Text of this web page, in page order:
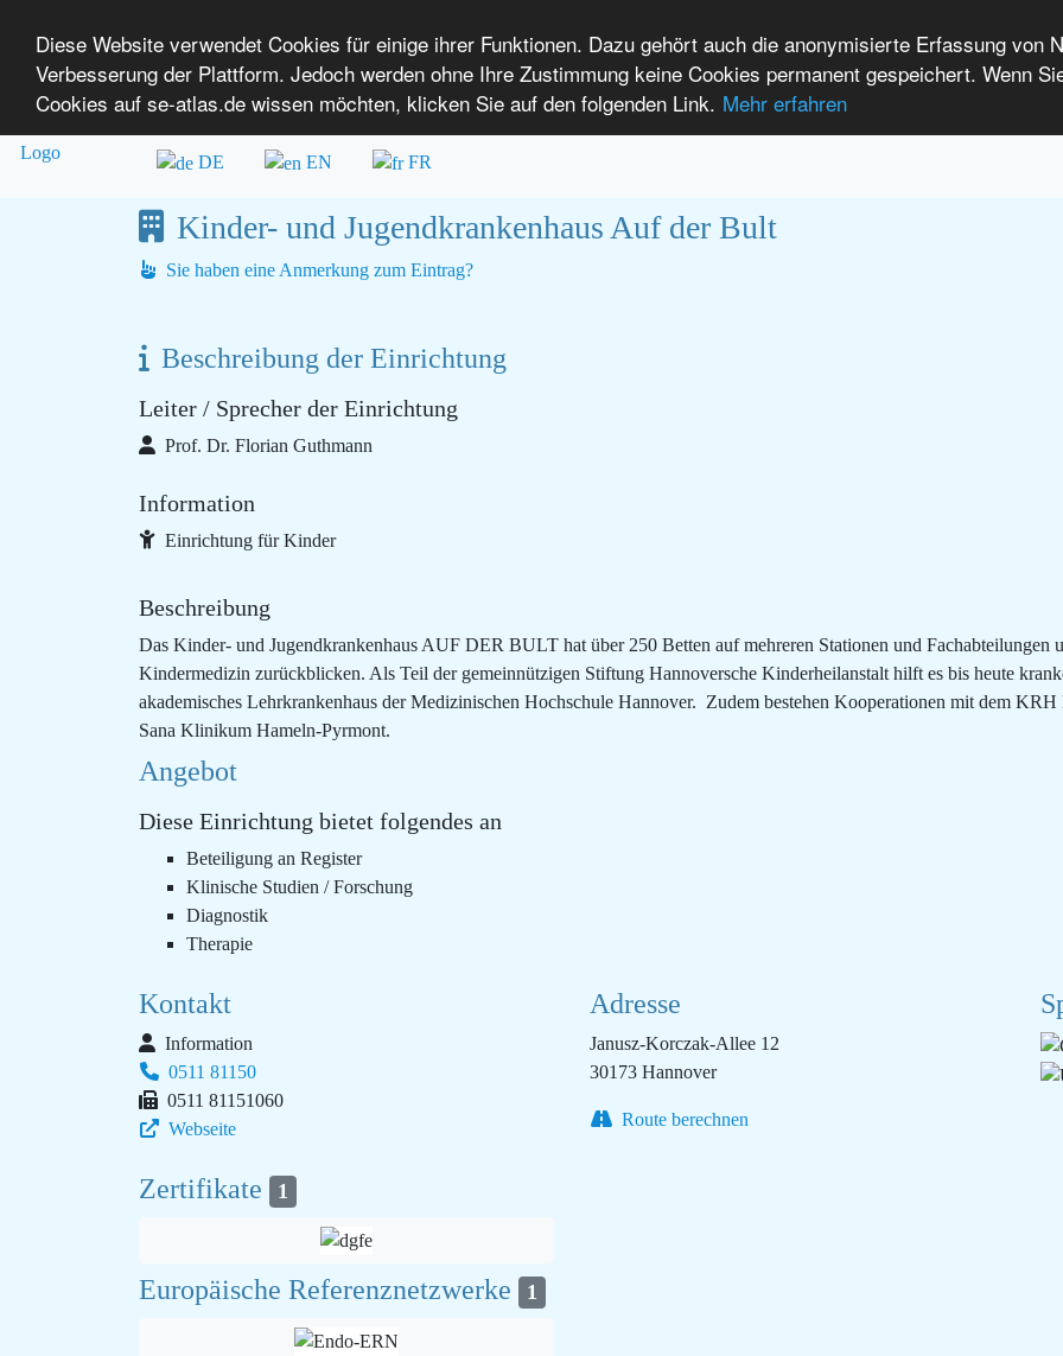
Diese Website verwendet Cookies für einige ihrer Funktionen. Dazu gehört auch die anonymisierte Erfassung von
Verbesserung der Plattform. Jedoch werden ohne Ihre Zustimmung keine Cookies permanent gespeichert. Wenn
Cookies auf se-atlas.de wissen möchten, klicken Sie auf den folgenden Link. Mehr erfahren
SE-ATLAS
Versorgungsatlas für Menschen mit seltenen Erkrankungen
Überblick über Einrichtungen Über uns Anmelden Leichte Sprache International Patients
DE EN FR
Kinder- und Jugendkrankenhaus Auf der Bult
Sie haben eine Anmerkung zum Eintrag?
Beschreibung der Einrichtung
Leiter / Sprecher der Einrichtung
Prof. Dr. Florian Guthmann
Information
Einrichtung für Kinder
Beschreibung
Das Kinder- und Jugendkrankenhaus AUF DER BULT hat über 250 Betten auf mehreren Stationen und Fachabteilungen
Kindermedizin zurückblicken. Als Teil der gemeinnützigen Stiftung Hannoversche Kinderheilanstalt hilft es bis heute
akademisches Lehrkrankenhaus der Medizinischen Hochschule Hannover. Zudem bestehen Kooperationen mit dem
Sana Klinikum Hameln-Pyrmont.
Angebot
Diese Einrichtung bietet folgendes an
Beteiligung an Register
Klinische Studien / Forschung
Diagnostik
Therapie
Kontakt
Information
0511 81150
0511 81151060
Webseite
Adresse
Janusz-Korczak-Allee 12
30173 Hannover
Route berechnen
Zertifikate 1
Europäische Referenznetzwerke 1